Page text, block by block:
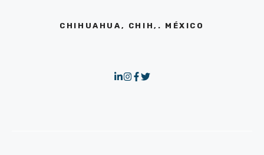
CHIHUAHUA, CHIH,. MÉXICO